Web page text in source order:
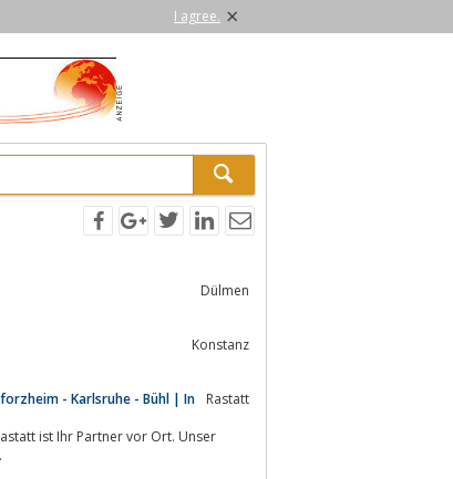
I agree. ×
Dülmen
Konstanz
- Karlsruhe - Bühl | In
Rastatt
ist Ihr Partner vor Ort. Unser